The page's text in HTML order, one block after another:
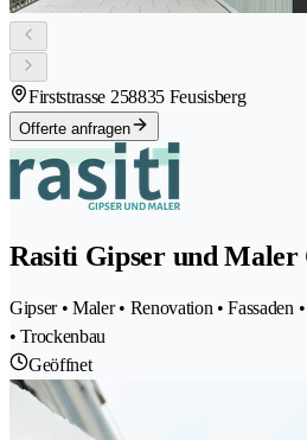
Firststrasse 258835 Feusisberg
Offerte anfragen
Rasiti Gipser und Maler
Gipser • Maler • Renovation • Fassaden
• Trockenbau
Geöffnet